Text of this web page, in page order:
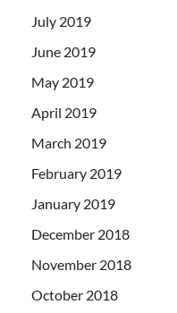
July 2019
June 2019
May 2019
April 2019
March 2019
February 2019
January 2019
December 2018
November 2018
October 2018